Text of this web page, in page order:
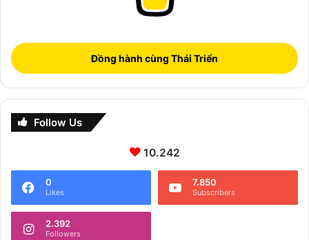
Đồng hành cùng Thái Triển
Follow Us
10.242
0
Likes
7.850
Subscribers
2.392
Followers